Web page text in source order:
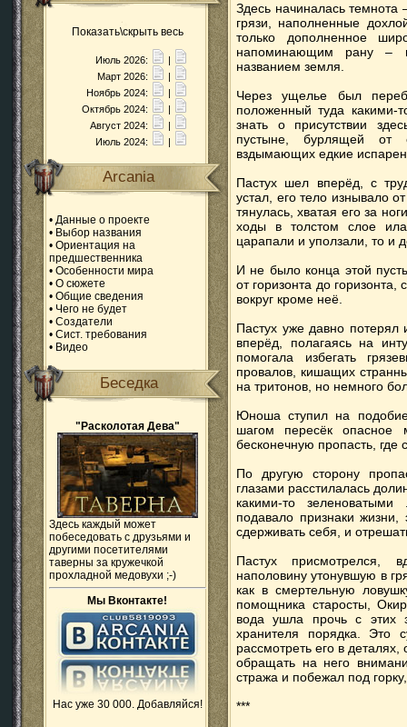
Показать\скрыть весь
Июль 2026:
|
Март 2026:
|
Ноябрь 2024:
|
Октябрь 2024:
|
Август 2024:
|
Июль 2024:
|
Arcania
• Данные о проекте
• Выбор названия
• Ориентация на
предшественника
• Особенности мира
• О сюжете
• Общие сведения
• Чего не будет
• Создатели
• Сист. требования
• Видео
Беседка
"Расколотая Дева"
Здесь каждый может
побеседовать с друзьями и
другими посетителями
таверны за кружечкой
прохладной медовухи ;-)
Мы Вконтакте!
Нас уже 30 000. Добавляйся!
Здесь начиналась темнота
грязи, наполненные
только дополненное
напоминающим рану –
названием земля.
Через ущелье был
положенный туда какими-
знать о присутствии
пустыне, бурлящей от
вздымающих едкие
Пастух шел вперёд, с
устал, его тело изнывало
тянулась, хватая его за
ходы в толстом слое
царапали и уползали, то и
И не было конца этой
от горизонта до
вокруг кроме неё.
Пастух уже давно
вперёд, полагаясь на
помогала избегать
провалов, кишащих
на тритонов, но немного
Юноша ступил на
шагом пересёк опасное
бесконечную пропасть, где
По другую сторону
глазами расстилалась
какими-то
подавало признаки
сдерживать себя, и
Пастух присмотрелся,
наполовину утонувшую в
как в смертельную
помощника старосты,
вода ушла прочь с этих
хранителя порядка. Это
рассмотреть его в
обращать на него
стража и побежал под
***